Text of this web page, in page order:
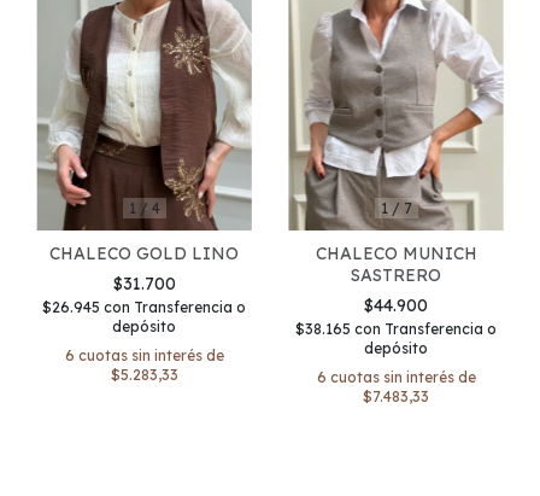
1 / 4
CHALECO GOLD LINO
$31.700
$26.945 con Transferencia o
depósito
6 cuotas sin interés de
$5.283,33
1 / 7
CHALECO MUNICH
SASTRERO
$44.900
$38.165 con Transferencia o
depósito
6 cuotas sin interés de
$7.483,33